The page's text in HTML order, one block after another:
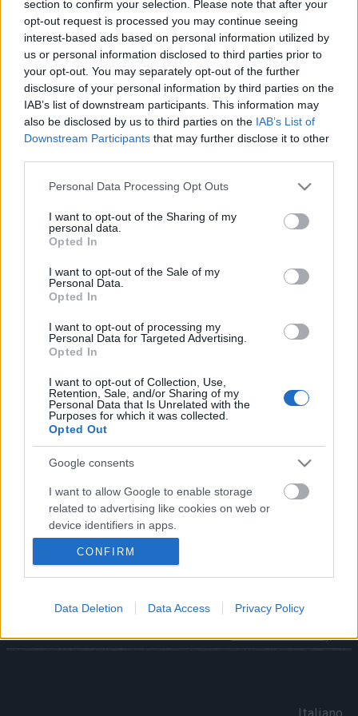
section to confirm your selection. Please note that after your
opt-out request is processed you may continue seeing
interest-based ads based on personal information utilized by
us or personal information disclosed to third parties prior to
your opt-out. You may separately opt-out of the further
disclosure of your personal information by third parties on the
IAB’s list of downstream participants. This information may
also be disclosed by us to third parties on the IAB’s List of
Downstream Participants that may further disclose it to other
Please note that this website/app uses one or more Google
not limited to your visit or usage behaviour. You may click to
grant or deny consent to Google and its third-party tags to
use your data for below specified purposes in below Google
consent section.
Personal Data Processing Opt Outs
I want to opt-out of the Sharing of my
personal data.
Opted In
I want to opt-out of the Sale of my
Personal Data.
Opted In
I want to opt-out of processing my
Personal Data for Targeted Advertising.
Opted In
I want to opt-out of Collection, Use,
Retention, Sale, and/or Sharing of my
Personal Data that Is Unrelated with the
Purposes for which it was collected.
Opted Out
Google consents
I want to allow Google to enable storage
related to advertising like cookies on web or
device identifiers in apps.
I want to allow my user data to be sent to
Google for online advertising purposes.
I want to allow Google to send me
CONFIRM
Data Deletion Data Access Privacy Policy
Ci scusiamo sinceramente per l’inconveniente e vi
ringraziamo per la vostra pazienza e il continuo
supporto.
Come piccolo segno della nostra gratitudine, tutti i
personaggi attivi tra il 1° ottobre e il 3 novembre
riceveranno automaticamente la seguente
compensazione:
3 giorni di Abbonamento Deluxe
1x Ametista Eterna
5x Marchio di Coraggio Caricato
Gli oggetti verranno inviati direttamente tramite
messaggio in gioco dopo l’aggiornamento del 6
novembre 2025.
Grazie ancora per essere al nostro fianco e
continuare a combattere per Dracania.
La vostra dedizione e il vostro supporto significano
molto per tutto il team di Drakensang Online.
Il vostro team di Drakensang Online
Compensazione
16.11.2025 (CODICE:
Ottimizzazione del
bonus(3DELUXEDAYS
& LUCKYELIXIR)
Italiano